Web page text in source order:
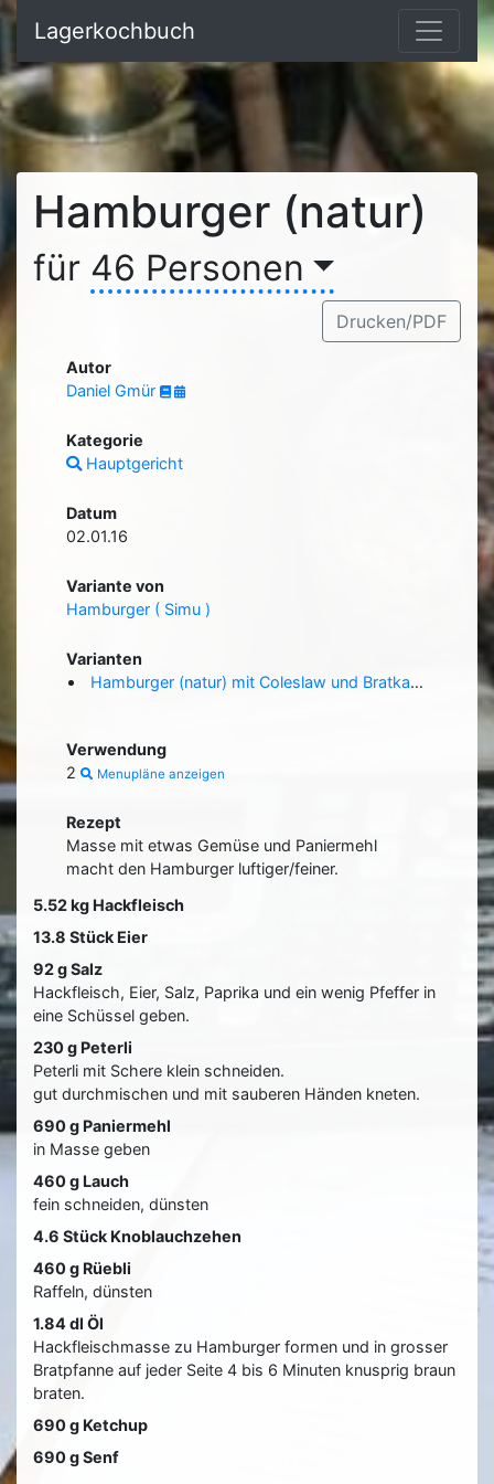
Lagerkochbuch
Hamburger (natur)
für 46 Personen
Drucken/PDF
Autor
Daniel Gmür
Kategorie
Hauptgericht
Datum
02.01.16
Variante von
Hamburger ( Simu )
Varianten
Hamburger (natur) mit Coleslaw und Bratkartoffeln ( Iris Brun )
Verwendung
2
Menupläne anzeigen
Rezept
Masse mit etwas Gemüse und Paniermehl
macht den Hamburger luftiger/feiner.
5.52 kg Hackfleisch
13.8 Stück Eier
92 g Salz
Hackfleisch, Eier, Salz, Paprika und ein wenig Pfeffer in
eine Schüssel geben.
230 g Peterli
Peterli mit Schere klein schneiden.
gut durchmischen und mit sauberen Händen kneten.
690 g Paniermehl
in Masse geben
460 g Lauch
fein schneiden, dünsten
4.6 Stück Knoblauchzehen
460 g Rüebli
Raffeln, dünsten
1.84 dl Öl
Hackfleischmasse zu Hamburger formen und in grosser
Bratpfanne auf jeder Seite 4 bis 6 Minuten knusprig braun
braten.
690 g Ketchup
690 g Senf